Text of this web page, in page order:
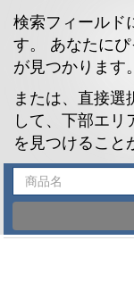
検索フィールド
す。 あなたに
が見つかります
または、直接選
して、下部エリ
を見つけること